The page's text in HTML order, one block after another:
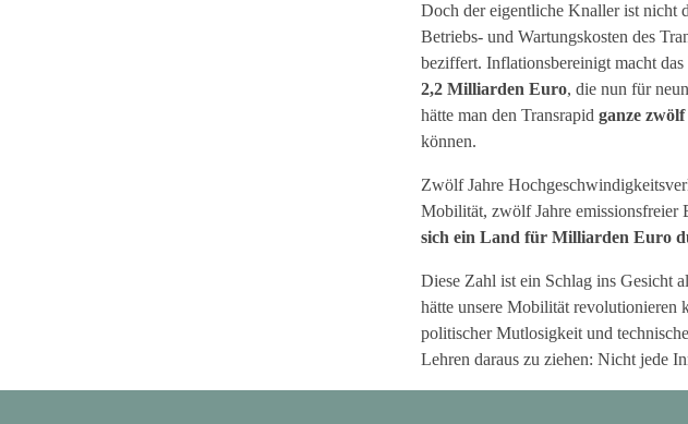
Doch der eigentliche Knaller ist nicht
Betriebs- und Wartungskosten des
beziffert. Inflationsbereinigt macht das
2,2 Milliarden Euro, die nun für
hätte man den Transrapid ganze
können.
Zwölf Jahre
Mobilität, zwölf Jahre emissionsfreier
sich ein Land für Milliarden Euro
Diese Zahl ist ein Schlag ins Gesicht
hätte unsere Mobilität revolutionieren
politischer Mutlosigkeit und
Lehren daraus zu ziehen: Nicht jede